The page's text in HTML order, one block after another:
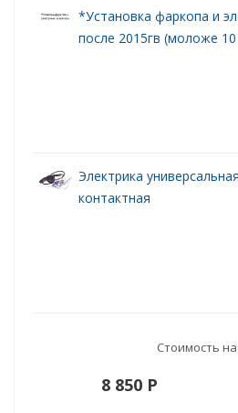
*Установка фаркопа и
после 2015гв (моложе
Электрика
контактная
Стоимость
8 850 P